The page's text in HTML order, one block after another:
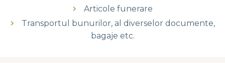
Articole funerare
Transportul bunurilor, al diverselor documente,
bagaje etc.